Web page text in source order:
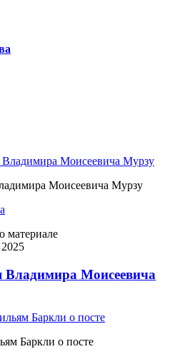
Моисеевича Мурзу
материале
Владимира Моисеевича
Баркли о посте